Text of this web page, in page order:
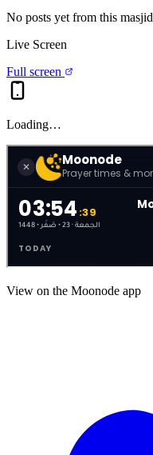
No posts yet from this masjid
Live Screen
Full screen
Loading…
View on the Moonode app